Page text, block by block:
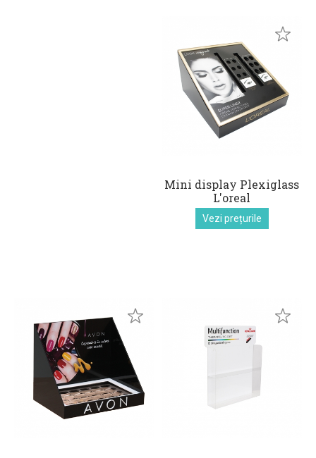
Mini display Plexiglass
L'oreal
Vezi prețurile